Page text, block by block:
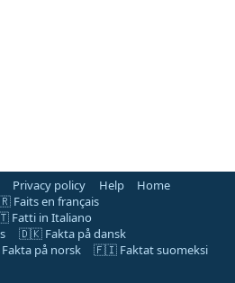
Privacy policy Help
Home
Faits en français
Fatti in Italiano
🇩🇰 Fakta på dansk
på norsk
🇫🇮 Faktat suomeksi